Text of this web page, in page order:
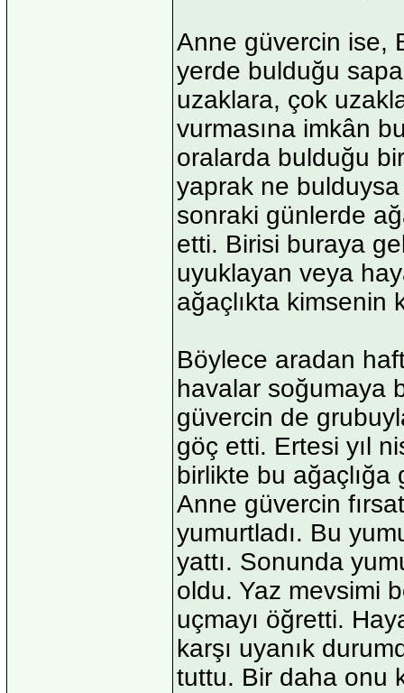
Anne güvercin ise,
yerde bulduğu
uzaklara, çok
vurmasına imkân
oralarda bulduğu
yaprak ne
sonraki günlerde
etti. Birisi buraya
uyuklayan veya
ağaçlıkta kimsenin
Böylece aradan
havalar soğumaya
güvercin de
göç etti. Ertesi yıl
birlikte bu ağaçlığa
Anne güvercin
yumurtladı. Bu
yattı. Sonunda
oldu. Yaz mevsimi
uçmayı öğretti.
karşı uyanık
tuttu. Bir daha onu